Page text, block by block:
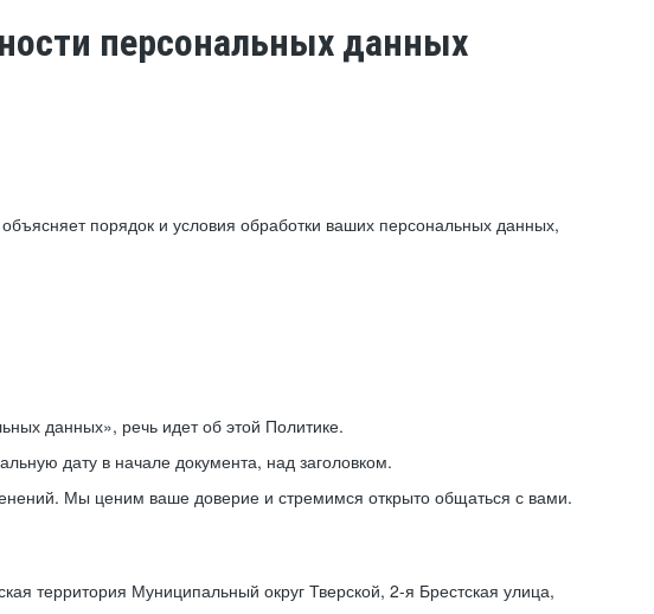
персональных данных
порядок и условия обработки ваших персональных данных,
данных», речь идет об этой Политике.
дату в начале документа, над заголовком.
Мы ценим ваше доверие и стремимся открыто общаться с вами.
территория Муниципальный округ Тверской, 2-я Брестская улица,